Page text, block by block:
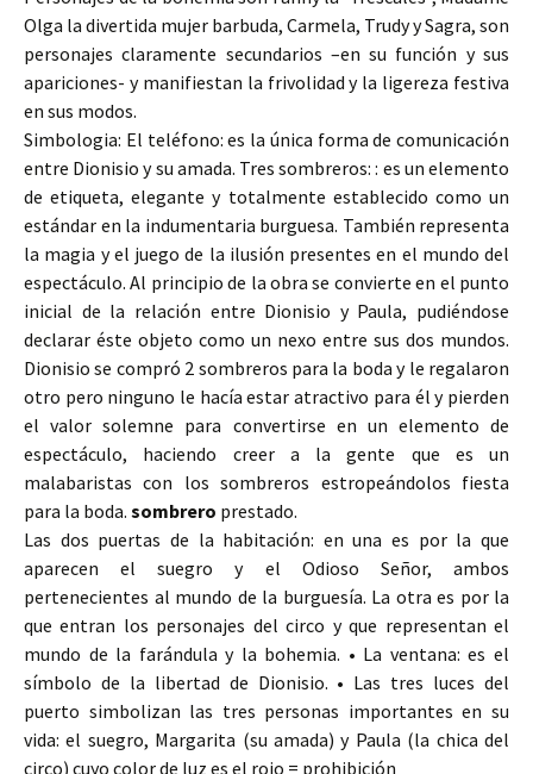
Olga la divertida mujer barbuda, Carmela, Trudy y Sagra, son
personajes claramente secundarios –en su función y sus
apariciones- y manifiestan la frivolidad y la ligereza festiva
en sus modos.
Simbologia: El teléfono: es la única forma de comunicación
entre Dionisio y su amada. Tres sombreros: : es un elemento
de etiqueta, elegante y totalmente establecido como un
estándar en la indumentaria burguesa. También representa
la magia y el juego de la ilusión presentes en el mundo del
espectáculo. Al principio de la obra se convierte en el punto
inicial de la relación entre Dionisio y Paula, pudiéndose
declarar éste objeto como un nexo entre sus dos mundos.
Dionisio se compró 2 sombreros para la boda y le regalaron
otro pero ninguno le hacía estar atractivo para él y pierden
el valor solemne para convertirse en un elemento de
espectáculo, haciendo creer a la gente que es un
malabaristas con los sombreros estropeándolos fiesta
para la boda. sombrero prestado.
Las dos puertas de la habitación: en una es por la que
aparecen el suegro y el Odioso Señor, ambos
pertenecientes al mundo de la burguesía. La otra es por la
que entran los personajes del circo y que representan el
mundo de la farándula y la bohemia. • La ventana: es el
símbolo de la libertad de Dionisio. • Las tres luces del
puerto simbolizan las tres personas importantes en su
vida: el suegro, Margarita (su amada) y Paula (la chica del
circo) cuyo color de luz es el rojo = prohibición